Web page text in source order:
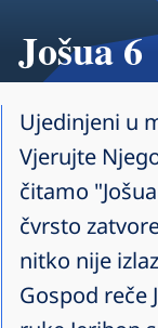
Jošua 6
Ujedinjeni u
Vjerujte
čitamo
čvrsto
nitko nije
Gospod reče